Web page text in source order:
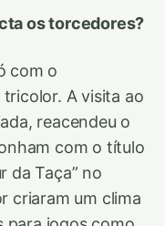
os torcedores?
com o
A visita ao
reacendeu o
com o título
da Taça” no
criaram um clima